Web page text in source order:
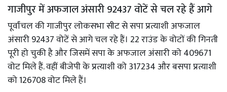
गाजीपुर में अफजाल अंसारी 92437 वोटें से चल रहे हैं आगे
पूर्वांचल की गाजीपुर लोकसभा सीट से सपा प्रत्याशी अफजाल
अंसारी 92437 वोटें से आगे चल रहे हैं। 22 राउंड के वोटों की गिनती
पूरी हो चुकी है और जिसमें सपा के अफजाल अंसारी को 409671
वोट मिले हैं. वहीं बीजेपी के प्रत्याशी को 317234 और बसपा प्रत्याशी
को 126708 वोट मिले हैं।